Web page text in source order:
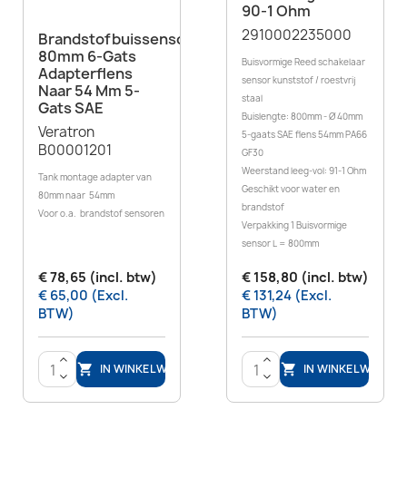
Brandstofbuissensor
80mm 6-Gats
Adapterflens
Naar 54 Mm 5-
Gats SAE
Veratron
B00001201
Tank montage adapter van
80mm naar 54mm
Voor o.a. brandstof sensoren
€ 78,65 (incl. btw)
€ 65,00 (Excl.
BTW)
>
<
 IN WINKELWAGEN
90-1 Ohm
2910002235000
Buisvormige Reed schakelaar
sensor kunststof / roestvrij
staal
Buislengte: 800mm - Ø 40mm
5-gaats SAE flens 54mm PA66
GF30
Weerstand leeg-vol: 91-1 Ohm
Geschikt voor water en
brandstof
Verpakking 1 Buisvormige
sensor L = 800mm
€ 158,80 (incl. btw)
€ 131,24 (Excl.
BTW)
>
<
 IN WINKELWAGEN